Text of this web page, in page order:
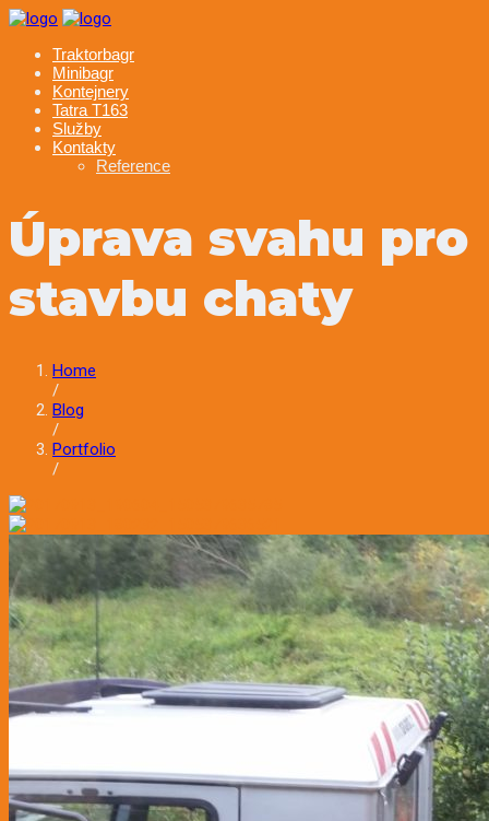
Skip
contentTraktorbagr
Minibagr
Kontejnery
Tatra T163
Služby
Kontakty
Reference
Úprava svahu pro
stavbu chaty
Home
/
Blog
/
Portfolio
/